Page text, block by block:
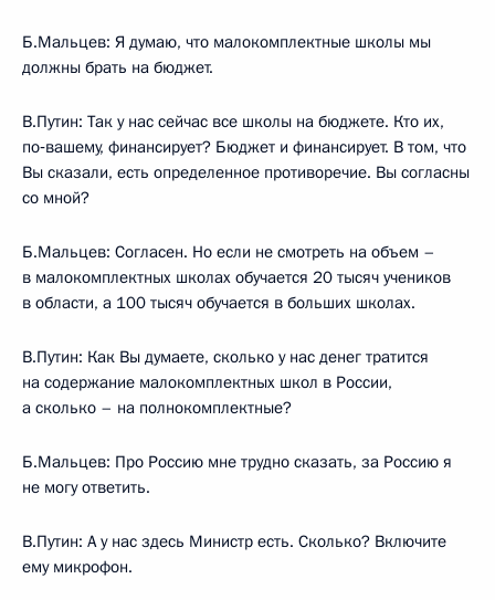
Б.Мальцев: Я думаю, что малокомплектные школы мы
должны брать на бюджет.
В.Путин: Так у нас сейчас все школы на бюджете. Кто их,
по‑вашему, финансирует? Бюджет и финансирует. В том, что
Вы сказали, есть определенное противоречие. Вы согласны
со мной?
Б.Мальцев: Согласен. Но если не смотреть на объем –
в малокомплектных школах обучается 20 тысяч учеников
в области, а 100 тысяч обучается в больших школах.
В.Путин: Как Вы думаете, сколько у нас денег тратится
на содержание малокомплектных школ в России,
а сколько – на полнокомплектные?
Б.Мальцев: Про Россию мне трудно сказать, за Россию я
не могу ответить.
В.Путин: А у нас здесь Министр есть. Сколько? Включите
ему микрофон.